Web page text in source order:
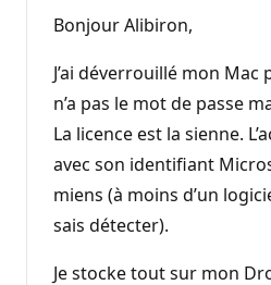
Bonjour Alibiron,
J’ai déverrouillé mon Mac
n’a pas le mot de passe
La licence est la sienne.
avec son identifiant
miens (à moins d’un
sais détecter).
Je stocke tout sur mon